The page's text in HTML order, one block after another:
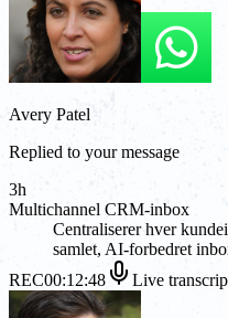
Avery Patel
Replied to your message
3h
Multichannel CRM-inbox
Centraliserer hver
samlet, AI-forbedret
REC00:12:48 Live